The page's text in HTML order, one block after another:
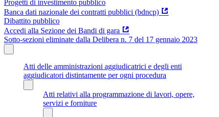
Progetti di investimento pubblico
Banca dati nazionale dei contratti pubblici (bdncp)
Dibattito pubblico
Accedi alla Sezione dei Bandi di gara
Sotto-sezioni eliminate dalla Delibera n. 7 del 17 gennaio 2023
Atti delle amministrazioni aggiudicatrici e degli enti
aggiudicatori distintamente per ogni procedura
Atti relativi alla programmazione di lavori, opere,
servizi e forniture